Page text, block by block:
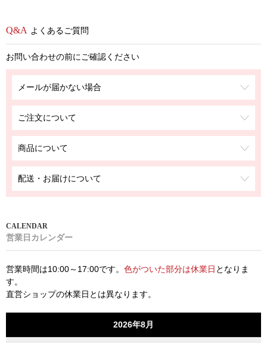
よくあるご質問
お問い合わせの前にご確認ください
メールが届かない場合
ご注文について
商品について
配送・お届けについて
営業日カレンダー
営業時間は10:00～17:00です。 色がついた部分は休業日 となりま
す。
直営ショップの休業日とは異なります。
2026年8月